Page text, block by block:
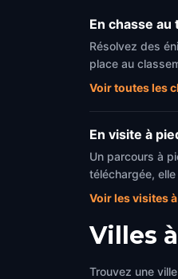
En chasse au
Résolvez des
place au
Voir toutes les
En visite à
Un parcours à
téléchargée,
Voir les visites
Villes
Trouvez une